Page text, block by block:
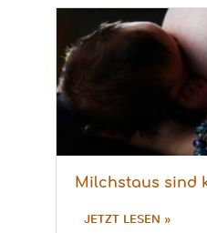
Milchstaus sind
JETZT LESEN »